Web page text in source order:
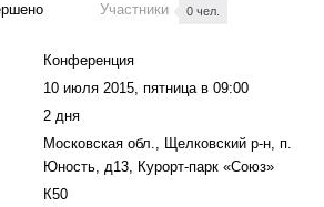
Участники 0 чел.
Конференция
10 июля 2015, пятница в 09:00
2 дня
Московская обл., Щелковский р-н, п.
Юность, д13, Курорт-парк «Союз»
К50